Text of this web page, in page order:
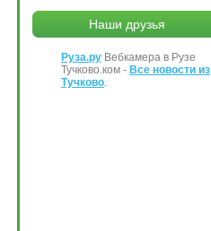
Наши друзья
Руза.ру Вебкамера в Рузе
Тучково.ком - Все новости из
Тучково.